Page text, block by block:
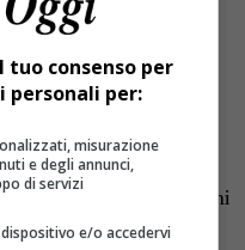
tra noi ben 17
con le loro maestre
– racconta il sindaco
hanno partecipato
e dei cacciatori,
territorio, abbiamo
che attraversa il
rifiuti, mentre i bambini
paese, arrivando al
consenso per
per:
misurazione
e degli annunci,
di servizi
e/o accedervi